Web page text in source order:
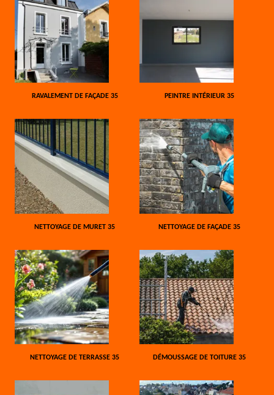
RAVALEMENT DE FAÇADE 35 PEINTRE INTÉRIEUR 35
NETTOYAGE DE MURET 35 NETTOYAGE DE FAÇADE 35
NETTOYAGE DE TERRASSE 35 DÉMOUSSAGE DE TOITURE 35